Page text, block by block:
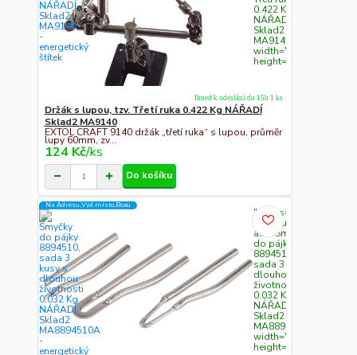
0.422 Kg
NÁŘADÍ
Sklad2
MA9140"
width="300"
height="300">
Držák s lupou, tzv. Třetí ruka 0.422 Kg NÁŘADÍ
Sklad2 MA9140
EXTOL CRAFT 9140 držák „třetí ruka“ s lupou, průměr
lupy 60mm, zv...
124 Kč/ks
Ihned k odeslání do 15h 1 ks
Do košíku
Na Adresu,Výd.místo,Boxu
" class="c311
img-fluid"
alt="Smyčky
do pájky
8894510,
sada 3 kusy s
dlouhou
životnosti
0.032 Kg
NÁŘADÍ
Sklad2
MA8894510A"
width="300"
height="300">